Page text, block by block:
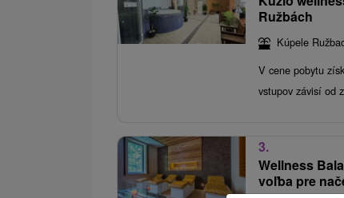
Ružbách
Kúpele
V cene pobytu
vstupov závisí od
3.
Wellness
voľba pre